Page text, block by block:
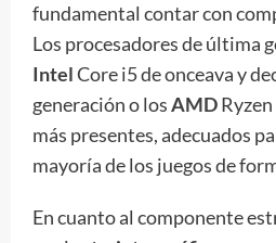
fundamental contar con
Los procesadores de última
IntelCore i5 de onceava y
generación o losAMD
más presentes, adecuados
mayoría de los juegos de
En cuanto al componente